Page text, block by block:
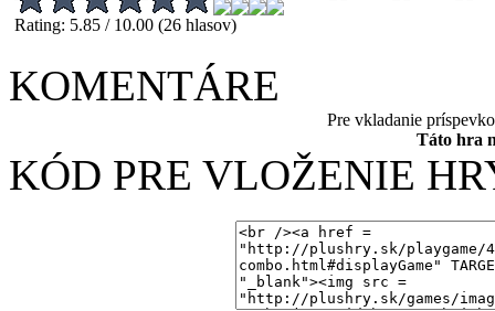
Rating: 5.85 / 10.00 (26 hlasov)
KOMENTÁRE
Pre vkladanie
Táto hra
KÓD PRE VLOŽENIE